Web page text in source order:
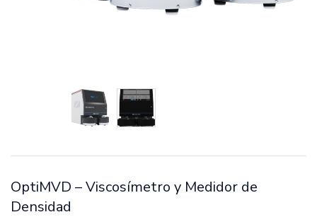
OptiMVD – Viscosímetro y Medidor de
Densidad